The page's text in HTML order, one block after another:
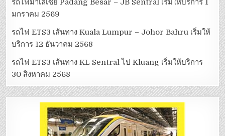
รถไฟมาเลเซีย Padang Besar – JB Sentral เริ่มให้บริการ 1
มกราคม 2569
รถไฟ ETS3 เส้นทาง Kuala Lumpur – Johor Bahru เริ่มให้
บริการ 12 ธันวาคม 2568
รถไฟ ETS3 เส้นทาง KL Sentral ไป Kluang เริ่มให้บริการ
30 สิงหาคม 2568